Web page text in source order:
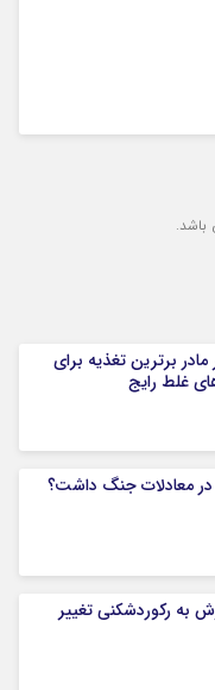
برترین تغذیه برای
غلط رایج
تاثیری در معادلات جنگ داشت؟
به رکوردشکنی تغییر